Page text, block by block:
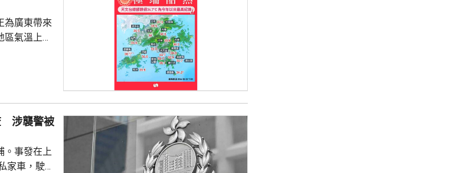
為廣東帶來
氣溫上升
馬地及元
，甚至有輕
以繼續踢
涉襲警被
。事發在上
家車，駛至